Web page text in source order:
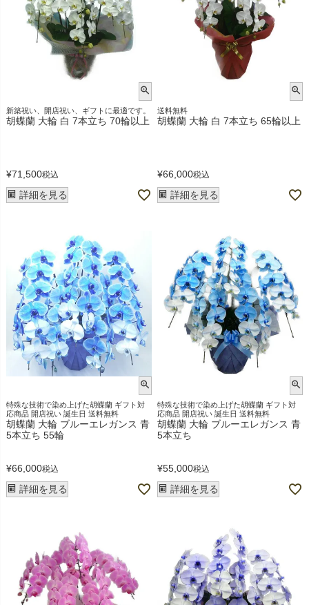
新築祝い、開店祝い、ギフトに最適です。
胡蝶蘭 大輪 白 7本立ち 70輪以上
¥71,500税込
詳細を見る
送料無料
胡蝶蘭 大輪 白 7本立ち 65輪以上
¥66,000税込
詳細を見る
特殊な技術で染め上げた胡蝶蘭 ギフト対
応商品 開店祝い 誕生日 送料無料
胡蝶蘭 大輪 ブルーエレガンス 青
5本立ち 55輪
¥66,000税込
詳細を見る
特殊な技術で染め上げた胡蝶蘭 ギフト対
応商品 開店祝い 誕生日 送料無料
胡蝶蘭 大輪 ブルーエレガンス 青
5本立ち
¥55,000税込
詳細を見る